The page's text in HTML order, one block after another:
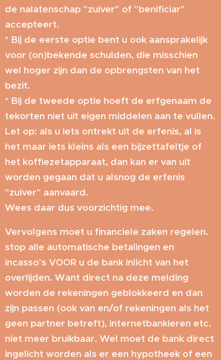
de nalatenschap "zuiver" of "benificiar"
accepteert.
* Bij de eerste optie bent u ook aansprakelijk
voor (on)bekende schulden, die misschien
wel hoger zijn dan de opbrengsten van het
bezit.
* Bij de tweede optie hoeft de erfgenaam de
tekorten niet uit eigen middelen aan te vullen.
Let op: als u iets ontrekt uit de erfenis, al is
het maar iets kleins als een bijzettafeltje of
het koffiezetapparaat, dan kan er van uit
worden gegaan dat u alsnog de erfenis
"zuiver" aanvaard.
Wees daar dus voorzichtig mee.
Vervolgens moet u financiele zaken regelen.
stop alle automatische betalingen en
incasso's VOOR u de bank inlicht van het
overlijden. Want direct na deze melding
worden de rekeningen geblokkeerd en dan
zijn passen (ook van en/of rekeningen als het
geen partner betreft), internetbankieren etc.
niet meer bruikbaar. Wel moet de bank direct
ingelicht worden als er een hypotheek of een